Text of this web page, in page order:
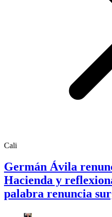
Cali
Germán Ávila
Hacienda y
palabra renuncia